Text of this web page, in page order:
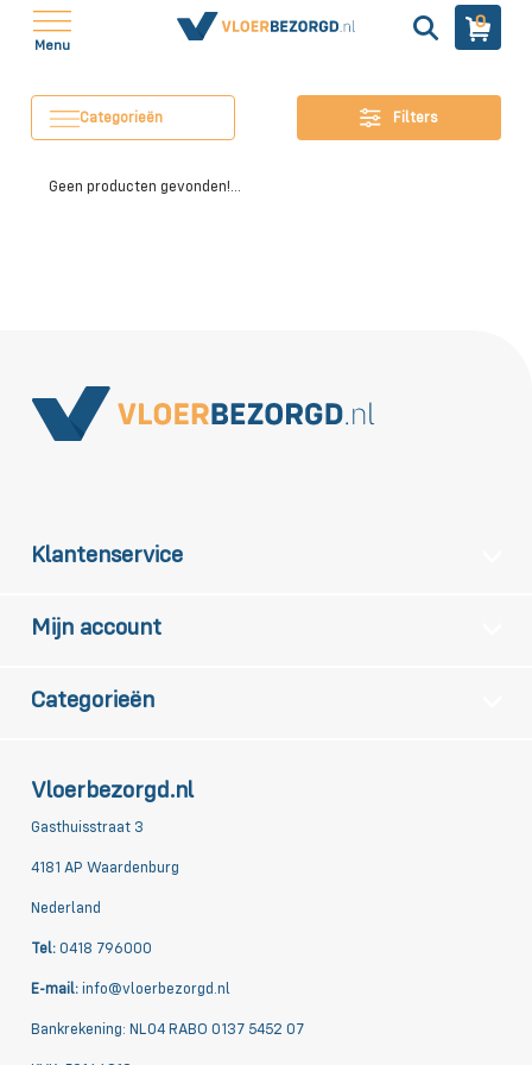
Menu
0
Categorieën Filters
Geen producten gevonden!...
Vloerbezorgd.nl
Gasthuisstraat 3
4181 AP Waardenburg
Nederland
Tel: 0418 796000
E-mail: info@vloerbezorgd.nl
Bankrekening: NL04 RABO 0137 5452 07
Klantenservice
Mijn account
Categorieën